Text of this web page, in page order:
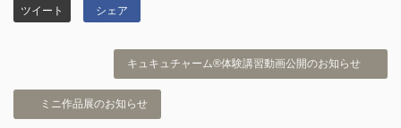
ツイート シェア
キュキュチャーム®︎体験講習動画公開のお知らせ
ミニ作品展のお知らせ